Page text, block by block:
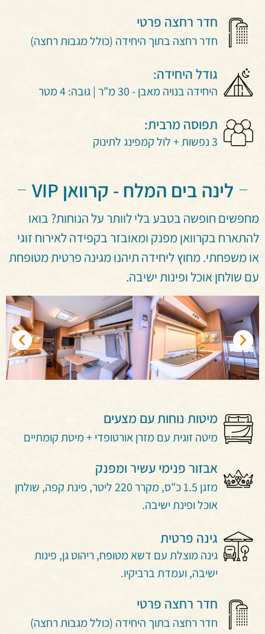
חדר רחצה פרטי
חדר רחצה בתוך היחידה (כולל מגבות רחצה)
גודל היחידה:
היחידה בנויה מאבן - 30 מ"ר | גובה: 4 מטר
תפוסה מרבית:
3 נפשות + לול קמפינג לתינוק
לינה בים המלח - קרוואן VIP
מחפשים חופשה בטבע בלי לוותר על הנוחות? בואו
להתארח בקרוואן מפנק ומאובזר בקפידה לאירוח זוגי
או משפחתי. מחוץ ליחידה תיהנו מגינה פרטית מטופחת
עם שולחן אוכל ופינות ישיבה.
מיטות נוחות עם מצעים
מיטה זוגית עם מזרן אורטופדי + מיטת קומתיים
אבזור פנימי עשיר ומפנק
מזגן 1.5 כ"ס, מקרר 220 ליטר, פינת קפה, שולחן
אוכל ופינת ישיבה.
גינה פרטית
גינה מוצלת עם דשא מטופח, ריהוט גן, פינות
ישיבה, ועמדת ברביקיו.
חדר רחצה פרטי
חדר רחצה בתוך היחידה (כולל מגבות רחצה)